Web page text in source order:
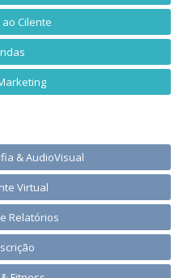
Cilente
& AudioVisual
Virtual
Relatórios